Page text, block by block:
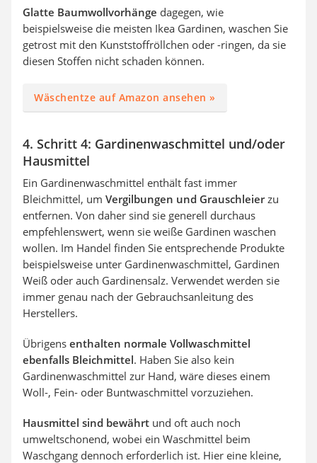
Glatte Baumwollvorhänge dagegen, wie
beispielsweise die meisten Ikea Gardinen, waschen Sie
getrost mit den Kunststoffröllchen oder -ringen, da sie
diesen Stoffen nicht schaden können.
Wäschentze auf Amazon ansehen »
4. Schritt 4: Gardinenwaschmittel und/oder
Hausmittel
Ein Gardinenwaschmittel enthält fast immer
Bleichmittel, um Vergilbungen und Grauschleierzu
entfernen. Von daher sind sie generell durchaus
empfehlenswert, wenn sie weiße Gardinen waschen
wollen. Im Handel finden Sie entsprechende Produkte
beispielsweise unter Gardinenwaschmittel, Gardinen
Weiß oder auch Gardinensalz. Verwendet werden sie
immer genau nach der Gebrauchsanleitung des
Herstellers.
Übrigens enthalten normale Vollwaschmittel
ebenfalls Bleichmittel. Haben Sie also kein
Gardinenwaschmittel zur Hand, wäre dieses einem
Woll-, Fein- oder Buntwaschmittel vorzuziehen.
Hausmittel sind bewährt und oft auch noch
umweltschonend, wobei ein Waschmittel beim
Waschgang dennoch erforderlich ist. Hier eine kleine,